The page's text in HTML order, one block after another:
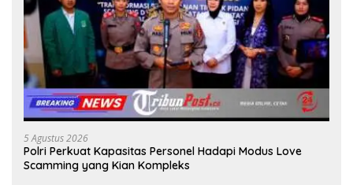
5 Agustus 2026
Polri Perkuat Kapasitas Personel Hadapi Modus Love
Scamming yang Kian Kompleks